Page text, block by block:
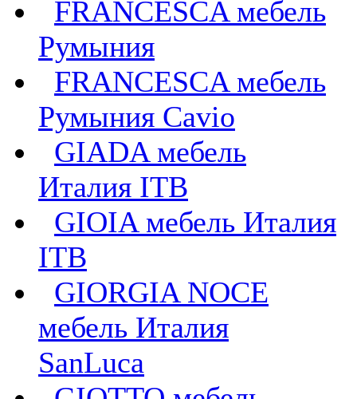
FRANCESCA мебель
Румыния
FRANCESCA мебель
Румыния Cavio
GIADA мебель
Италия ITB
GIOIA мебель Италия
ITB
GIORGIA NOCE
мебель Италия
SanLuca